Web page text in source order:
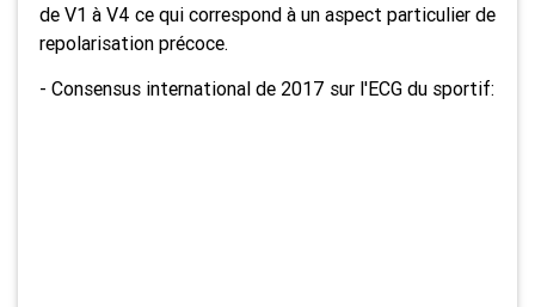
de V1 à V4 ce qui correspond à un aspect particulier de
repolarisation précoce.
- Consensus international de 2017 sur l'ECG du sportif: